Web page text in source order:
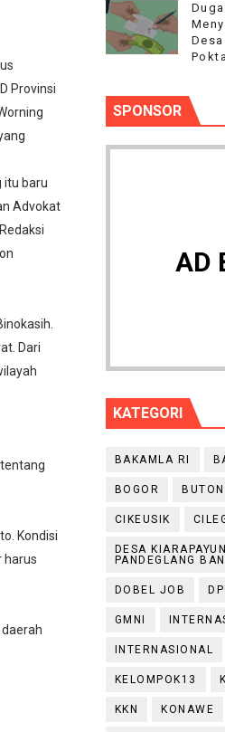
Provinsi
itu baru
Advokat
Dari
Kondisi
harus
SPONSOR
AD
KATEGORI
BAKAMLA RI
BOGOR
CIKEUSIK
DESA
PANDEGLANG
DOBEL JOB
GMNI
INTERNASIONAL
KELOMPOK13
KKN KONAWE